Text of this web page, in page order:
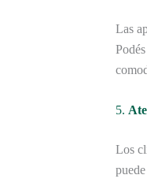
Las
5.
Los